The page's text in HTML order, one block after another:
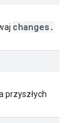
changes.
przyszłych